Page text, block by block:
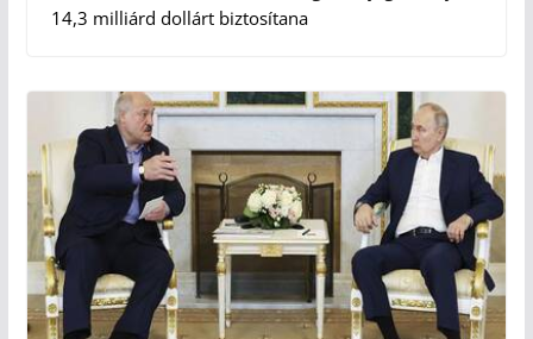
14,3 milliárd dollárt biztosítana